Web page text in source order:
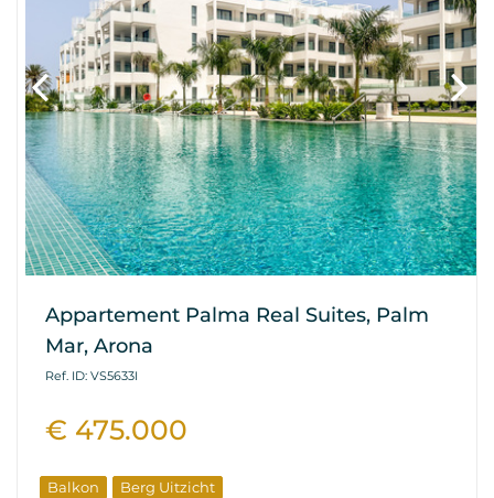
Appartement Palma Real Suites, Palm
Mar, Arona
Ref. ID: VS5633I
€ 475.000
Balkon
Berg Uitzicht